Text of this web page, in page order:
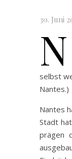
30. Juni
N
selbst
Nantes.)
Nantes
Stadt
prägen